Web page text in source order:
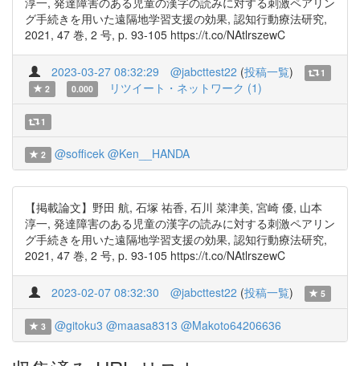
グ手続きを用いた遠隔地学習支援の効果, 認知行動療法研究,
2021, 47 巻, 2 号, p. 93-105 https://t.co/NAtlrszewC
2023-03-27 08:32:29 @jabcttest22 (投稿一覧)
1
2
0.000 リツイート・ネットワーク (1)
1
2 @sofficek @Ken__HANDA
【掲載論文】野田 航, 石塚 祐香, 石川 菜津美, 宮崎 優, 山本
淳一, 発達障害のある児童の漢字の読みに対する刺激ペアリン
グ手続きを用いた遠隔地学習支援の効果, 認知行動療法研究,
2021, 47 巻, 2 号, p. 93-105 https://t.co/NAtlrszewC
2023-02-07 08:32:30 @jabcttest22 (投稿一覧) 5
3 @gitoku3 @maasa8313 @Makoto64206636